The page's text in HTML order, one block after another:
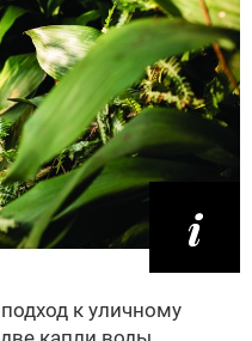
к уличному